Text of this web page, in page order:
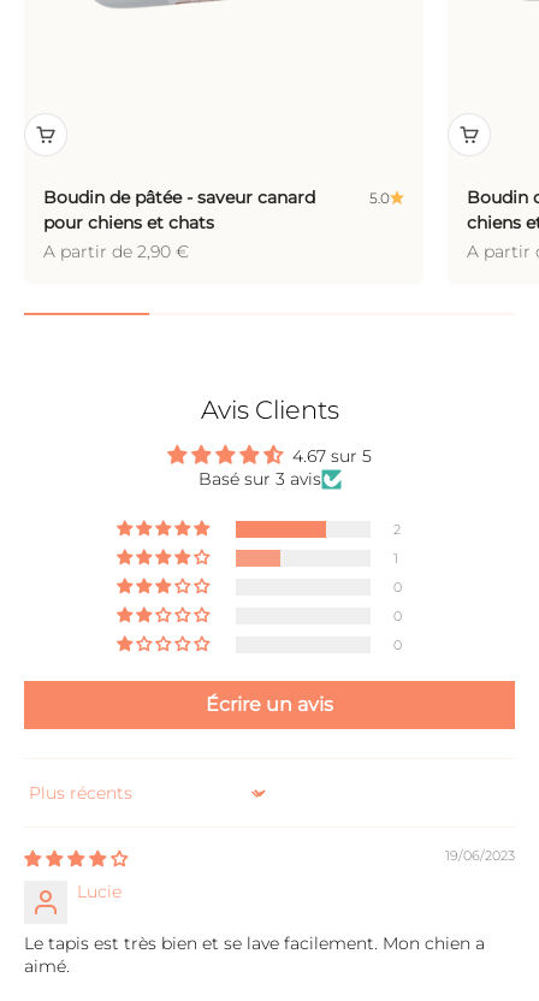
Boudin de pâtée - saveur canard
pour chiens et chats
5.0
Prix de vente
A partir de 2,90 €
Boudin
chiens
Prix de
A partir
Avis Clients
4.67 sur 5
Basé sur 3 avis
2
1
0
0
0
Écrire un avis
Sort by
19/06/2023
Lucie
Le tapis est très bien et se lave facilement. Mon chien a
aimé.